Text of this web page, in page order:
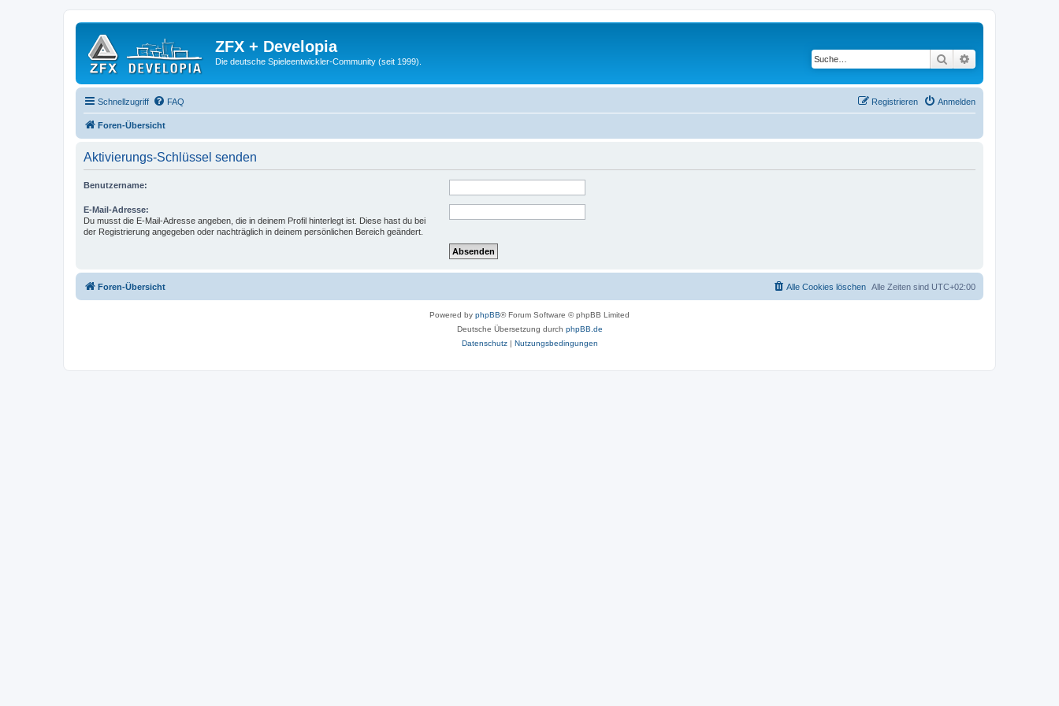
ZFX + Developia
Die deutsche Spieleentwickler-Community (seit 1999). Suche
Schnellzugriff FAQ Anmelden
Registrieren
Foren-Übersicht
Aktivierungs-Schlüssel senden
Benutzername:
E-Mail-Adresse:
Du musst die E-Mail-Adresse angeben, die in deinem Profil hinterlegt ist. Diese hast du bei
der Registrierung angegeben oder nachträglich in deinem persönlichen Bereich geändert.
Foren-Übersicht Alle Zeiten sind UTC+02:00
Alle Cookies löschen
Powered by phpBB® Forum Software © phpBB Limited
Deutsche Übersetzung durch phpBB.de
Datenschutz| Nutzungsbedingungen